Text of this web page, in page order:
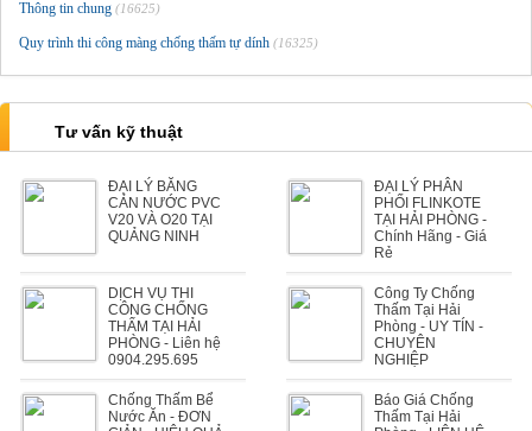
Thông tin chung (16625)
Quy trình thi công màng chống thấm tự dính (16325)
Tư vấn kỹ thuật
ĐẠI LÝ BĂNG
CẢN NƯỚC PVC
V20 VÀ O20 TẠI
QUẢNG NINH
ĐẠI LÝ PHÂN
PHỐI FLINKOTE
TẠI HẢI PHÒNG -
Chính Hãng - Giá
Rẻ
DỊCH VỤ THI
CÔNG CHỐNG
THẤM TẠI HẢI
PHÒNG - Liên hệ
0904.295.695
Công Ty Chống
Thấm Tại Hải
Phòng - UY TÍN -
CHUYÊN
NGHIỆP
Chống Thấm Bể
Nước Ăn - ĐƠN
Báo Giá Chống
Thấm Tại Hải